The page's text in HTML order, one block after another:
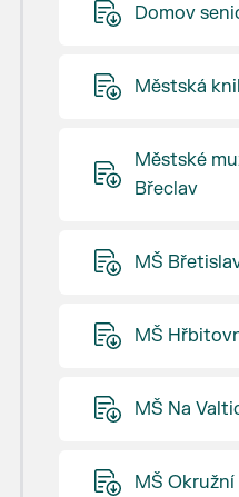
Domov
Městská
Městské
Břeclav
MŠ
MŠ
MŠ Na
MŠ Okružní